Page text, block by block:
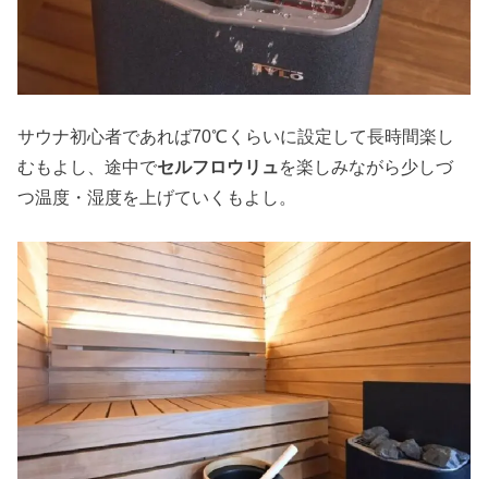
サウナ初心者であれば70℃くらいに設定して長時間楽し
むもよし、途中でセルフロウリュを楽しみながら少しづ
つ温度・湿度を上げていくもよし。